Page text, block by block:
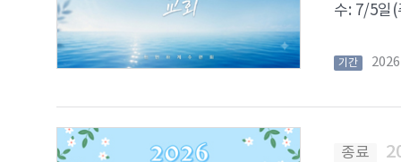
수: 7/5일
기간
종료